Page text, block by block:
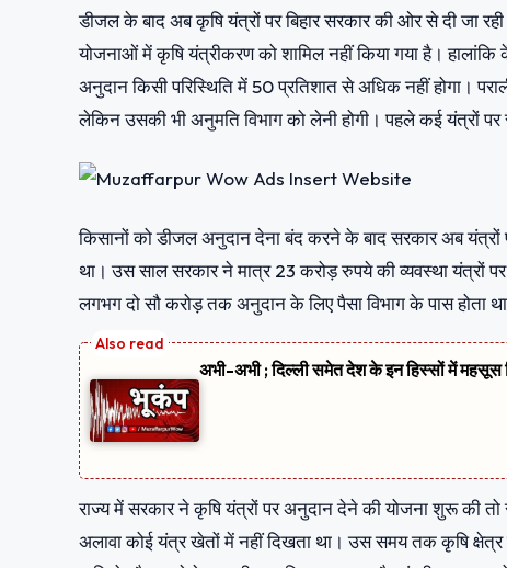
डीजल के बाद अब कृषि यंत्रों पर बिहार सरकार की ओर से दी जा रही
योजनाओं में कृषि यंत्रीकरण को शामिल नहीं किया गया है।
अनुदान किसी परिस्थिति में 50 प्रतिशात से अधिक नहीं होगा।
लेकिन उसकी भी अनुमति विभाग को लेनी होगी। पहले कई यंत्रों
किसानों को डीजल अनुदान देना बंद करने के बाद सरकार अब यंत्रों
था। उस साल सरकार ने मात्र 23 करोड़ रुपये की व्यवस्था यंत्रों
लगभग दो सौ करोड़ तक अनुदान के लिए पैसा विभाग के पास होता
अभी-अभी ; दिल्ली समेत देश के इन हिस्सों में
राज्य में सरकार ने कृषि यंत्रों पर अनुदान देने की योजना शुरू की
अलावा कोई यंत्र खेतों में नहीं दिखता था। उस समय तक कृषि